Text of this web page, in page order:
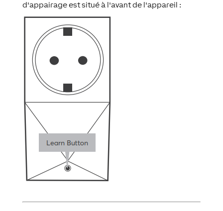
d'appairage est situé à l'avant de l'appareil :